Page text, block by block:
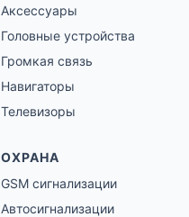
Аксессуары
Головные устройства
Громкая связь
Навигаторы
Телевизоры
ОХРАНА
GSM сигнализации
Автосигнализации